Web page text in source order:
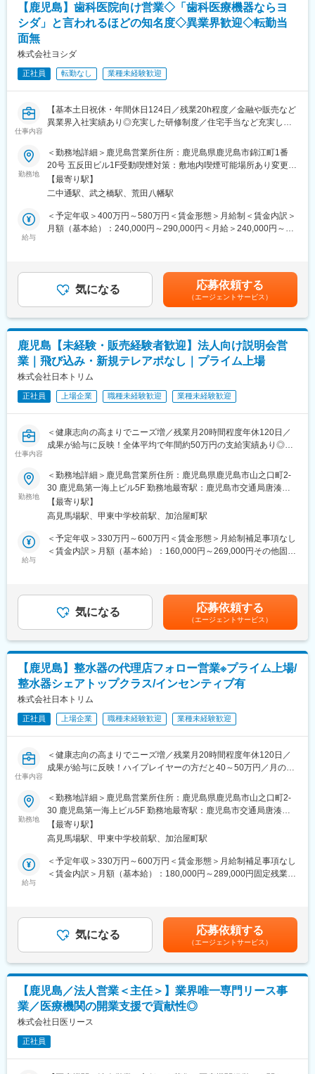
め、戦略的な思考で提案型の営業活動を行い、シェア拡大がミッ
ションとなります。
開発をしています。その為、価格勝負ではなく品質をご評価いた
身に付けられます。
製品研修、3か月程OJTの実施。先輩社員同行のもと従事しながら
他製品のOJT等も実施いたします。
■組織構成
各拠点5～10数名ほどの営業社員が在籍しており、全国で120名ほ
どが在籍。
CTやMRIなど最先端の画像診断装置、医療ITの分野でも製品やサ
ービスを展開するグローバルリーディングカンパニーで、日本国
変更の範囲：会社の定める業務
【鹿児島】歯科医院向け営業◇「歯科医療機器ならヨ
シダ」と言われるほどの知名度◇異業界歓迎◇転勤当
面無
株式会社ヨシダ
正社員 転勤なし 業種未経験歓迎
仕事内容
【基本土日祝休・年間休日124日／残業20h程度／金融や販売など
異業界入社実績あり◎充実した研修制度／住宅手当など充実した
【業務内容】
■担当エリア内の歯科医院・代理店様へ、歯科医院で使用する診療
台（ユニット）や各種機器の導入を提案・支援していただきま
す。
製品の提案から設置・メンテナンスのアフターサービスまで、チ
ーム全体で協力しながら対応いただきます。
しますが、夜間・休日の緊急対応は無く、基本勤務時間内での対
応となります。
ご提案します。アイテム数の多さも当社の大きな強みです。
オンライン勉強会やEラーニング等が充実しており、無理なく業
界・製品知識の習得が可能です。
◆ユニット…患歯科治療を行うための診療台
◆タービン…歯の切削に用いる精密機械
◆レーザー機器…最新治療を可能にする機材
◆画像診断機器…正確なレントゲン撮影が可能
◆レセプトコンピューター…診療報酬を請求するためのコンピュ
ーター
◆その他歯科用材料、予防製品など
【入社後のフォロー体制】
■配属後のOJT研修のほか、本社での集合研修を年に数回開催しま
■また、オンライン勉強会やEラーニング等が充実しており、無理
なく業界・製品知識の習得が可能です。
■歯科医院の終業後の時間帯での商談が発生することがあります
が、それを含めても平均残業は20時間程度となり、働きやすい環
境です。
■商談やメンテナンス等の対応のため、歯科医院が開業している土
曜日の勤務が発生することがあります。※振休有り
【当社の魅力】
歯科業界に特化して事業展開しており、国内で50％以上の歯科医
療機器シェアを占める商品もあり、「歯科医療機器ならヨシダ」
と言われるほどの知名度を築いています。
勤務地
＜勤務地詳細＞鹿児島営業所住所：鹿児島県鹿児島市錦江町1番
20号 五反田ビル1F受動喫煙対策：敷地内喫煙可能場所あり変更の
範囲：会社の定める事業所
【最寄り駅】
二中通駅、武之橋駅、荒田八幡駅
給与
＜予定年収＞400万円～580万円＜賃金形態＞月給制＜賃金内訳＞
月額（基本給）：240,000円～290,000円＜月給＞240,000円～
年収例年収880万円（40代前半・マネージャー）年収670万円
（30代後半・係長）年収560万円（30代前半・主任）賃金はあく
までも目安の金額であり、選考を通じて上下する可能性がありま
す。月給(月額)は固定手当を含めた表記です。
気になる 応募依頼する
（エージェントサービス）
鹿児島【未経験・販売経験者歓迎】法人向け説明会営
業｜飛び込み・新規テレアポなし｜プライム上場
株式会社日本トリム
正社員 上場企業 職種未経験歓迎 業種未経験歓迎
仕事内容
＜健康志向の高まりでニーズ増／残業月20時間程度年休120日／
成果が給与に反映！全体平均で年間約50万円の支給実績あり◎＞
【仕事の内容】
当社は、東証プライム上場の電解水素水整水器メーカーです。
今回募集するのは、法人企業の従業員様向けに製品説明会・体験
会を行う営業職です。
新規飛び込みや無作為なテレアポではなく、代理店からの紹介先
やお問い合わせのあった法人様が中心です。
入社後は専任トレーナーがつき、商品知識・説明トーク・商談の
【求人ポイント◎】
■未経験の方も歓迎です。異業種・営業未経験から入社された方も
■成績等に応じて若くしてのキャリアアップが可能です。(30代で
の支店長登用実績多数あり)
■固定給に加え、販売実績に応じたインセンティブ制度がありま
す。
全体平均で年間約50万円の支給実績があり、成果に応じてさらに
高収入を目指すことも可能です。
入社後すぐに数字を任せるのではなく、研修・同行を経て段階的
に目標を持っていただきます。
■転勤は基本的にありません。(管理職になった場合、打診可能性
はありますが意向に沿います。)
【中途入社者アンケート】
■入社を決めた理由
（1）社会貢献できる・お客様に喜んで頂ける
（2）安定性・信頼性
■働いてみて感じた魅力
（1）人間関係が良い、先輩が親切
■会社概要
https://www.youtube.com/watch?v=Ge4KiEjNYaM
■採用サイト内動画ページ
https://trim-saiyo.jp/movie/
変更の範囲：会社の定める業務
勤務地
＜勤務地詳細＞鹿児島営業所住所：鹿児島県鹿児島市山之口町2-
30 鹿児島第一海上ビル5F 勤務地最寄駅：鹿児島市交通局唐湊線
／高見馬場駅受動喫煙対策：屋内全面禁煙変更の範囲：会社の定
める事業所
【最寄り駅】
高見馬場駅、甲東中学校前駅、加治屋町駅
給与
＜予定年収＞330万円～600万円＜賃金形態＞月給制補足事項なし
＜賃金内訳＞月額（基本給）：160,000円～269,000円その他固定
＞有＜残業手当＞有＜給与補足＞■固定給に加え、販売実績に応じ
たインセンティブ制度があります。■昇給年１回■賞与：年2回（7
月・12月）■実績に応じてインセンティブが付きます。賃金はあ
くまでも目安の金額であり、選考を通じて上下する可能性があり
ます。月給(月額)は固定手当を含めた表記です。
気になる 応募依頼する
（エージェントサービス）
【鹿児島】整水器の代理店フォロー営業※プライム上場/
整水器シェアトップクラス/インセンティブ有
株式会社日本トリム
正社員 上場企業 職種未経験歓迎 業種未経験歓迎
仕事内容
＜健康志向の高まりでニーズ増／残業月20時間程度年休120日／
成果が給与に反映！ハイプレイヤーの方だと40～50万円／月のイ
【同社の紹介】
■整水器の販売等を行うリーディングカンパニーです。
■同社の整水器について：浄水した水を電気分解し<電解水素水>
を作ります。飲む事により胃腸症状改善の効果等が認められ管理
医療機器として認証されており、コア技術による高い製品力が特
長です。予防医療や健康維持志向の高まりからニーズが増加して
います。
【営業スタイル】
代理店担当者に同行販売したり、団体向けへのプロモーション販
売、勉強会や展示会での販売、代理店先顧客への販売等幅広い営
トレーナーがつき同行や実践を通して研修いたしますので、安心
して業務を頂けます。※TELアポや飛び込み営業はありません
【求人ポイント◎】
■営業経験者の方に加え、未経験の方も歓迎です。異業種・営業未
経験から入社された方も多数活躍中です。
■成績等に応じて若くしてのキャリアアップが可能です。(30代で
の支店長登用実績多数あり)
勤務地
＜勤務地詳細＞鹿児島営業所住所：鹿児島県鹿児島市山之口町2-
30 鹿児島第一海上ビル5F 勤務地最寄駅：鹿児島市交通局唐湊線
／高見馬場駅受動喫煙対策：屋内全面禁煙変更の範囲：会社の定
める事業所
【最寄り駅】
高見馬場駅、甲東中学校前駅、加治屋町駅
給与
＜予定年収＞330万円～600万円＜賃金形態＞月給制補足事項なし
＜賃金内訳＞月額（基本給）：180,000円～289,000円固定残業手
給与補足＞■想定年収には、インセンティブと賞与の支給平均額、
固定残業代を含みます。キャリア／能力により決定いたします。■
昇給年１回■賞与：年2回（7月・12月）基本給の3ヶ月分程度を想
定■実績に応じてインセンティブが付きます。賃金はあくまでも目
安の金額であり、選考を通じて上下する可能性があります。月給
(月額)は固定手当を含めた表記です。
気になる 応募依頼する
（エージェントサービス）
【鹿児島／法人営業＜主任＞】業界唯一専門リース事
業／医療機関の開業支援で貢献性◎
株式会社日医リース
正社員